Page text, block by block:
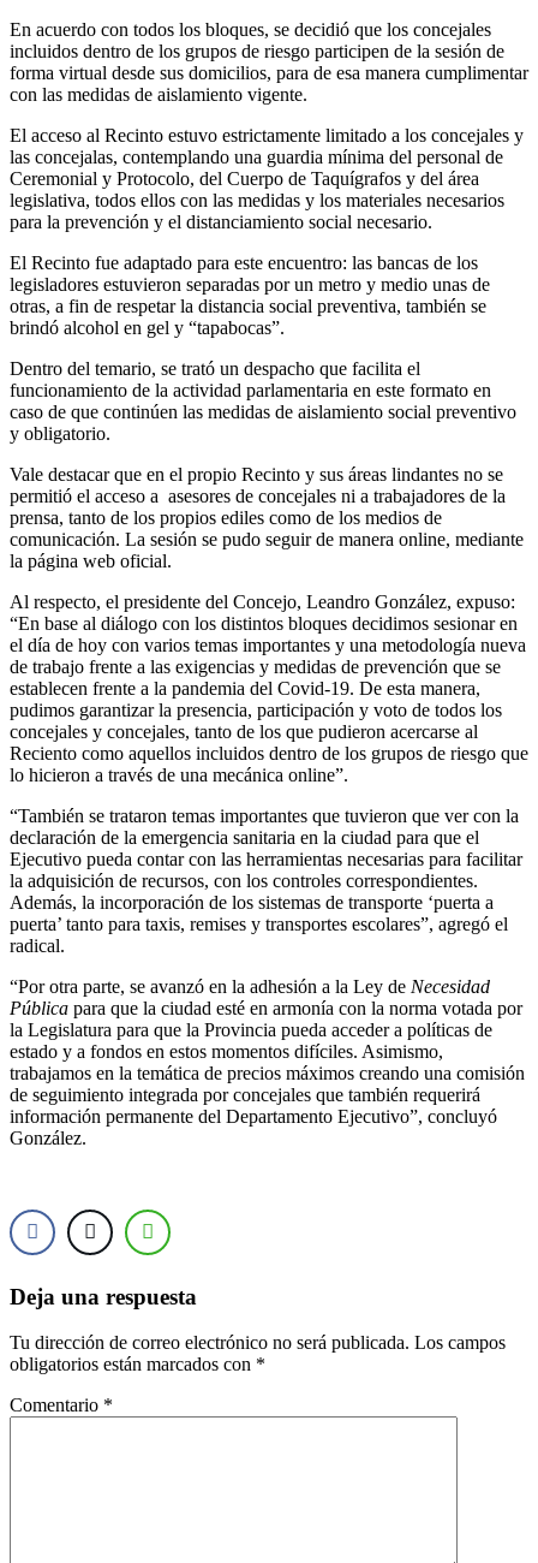
En acuerdo con todos los bloques, se decidió que los concejales
incluidos dentro de los grupos de riesgo participen de la sesión de
forma virtual desde sus domicilios, para de esa manera cumplimentar
con las medidas de aislamiento vigente.
El acceso al Recinto estuvo estrictamente limitado a los concejales y
las concejalas, contemplando una guardia mínima del personal de
Ceremonial y Protocolo, del Cuerpo de Taquígrafos y del área
legislativa, todos ellos con las medidas y los materiales necesarios
para la prevención y el distanciamiento social necesario.
El Recinto fue adaptado para este encuentro: las bancas de los
legisladores estuvieron separadas por un metro y medio unas de
otras, a fin de respetar la distancia social preventiva, también se
brindó alcohol en gel y “tapabocas”.
Dentro del temario, se trató un despacho que facilita el
funcionamiento de la actividad parlamentaria en este formato en
caso de que continúen las medidas de aislamiento social preventivo
y obligatorio.
Vale destacar que en el propio Recinto y sus áreas lindantes no se
permitió el acceso a asesores de concejales ni a trabajadores de la
prensa, tanto de los propios ediles como de los medios de
comunicación. La sesión se pudo seguir de manera online, mediante
la página web oficial.
Al respecto, el presidente del Concejo, Leandro González, expuso:
“En base al diálogo con los distintos bloques decidimos sesionar en
el día de hoy con varios temas importantes y una metodología nueva
de trabajo frente a las exigencias y medidas de prevención que se
establecen frente a la pandemia del Covid-19. De esta manera,
pudimos garantizar la presencia, participación y voto de todos los
concejales y concejales, tanto de los que pudieron acercarse al
Reciento como aquellos incluidos dentro de los grupos de riesgo que
lo hicieron a través de una mecánica online”.
“También se trataron temas importantes que tuvieron que ver con la
declaración de la emergencia sanitaria en la ciudad para que el
Ejecutivo pueda contar con las herramientas necesarias para facilitar
la adquisición de recursos, con los controles correspondientes.
Además, la incorporación de los sistemas de transporte ‘puerta a
puerta’ tanto para taxis, remises y transportes escolares”, agregó el
radical.
“Por otra parte, se avanzó en la adhesión a la Ley de Necesidad
Pública para que la ciudad esté en armonía con la norma votada por
la Legislatura para que la Provincia pueda acceder a políticas de
estado y a fondos en estos momentos difíciles. Asimismo,
trabajamos en la temática de precios máximos creando una comisión
de seguimiento integrada por concejales que también requerirá
información permanente del Departamento Ejecutivo”, concluyó
González.
Deja una respuesta
Tu dirección de correo electrónico no será publicada. Los campos
obligatorios están marcados con *
Comentario *